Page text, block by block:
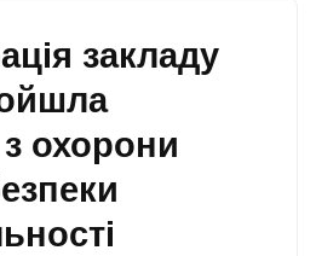
закладу
охорони